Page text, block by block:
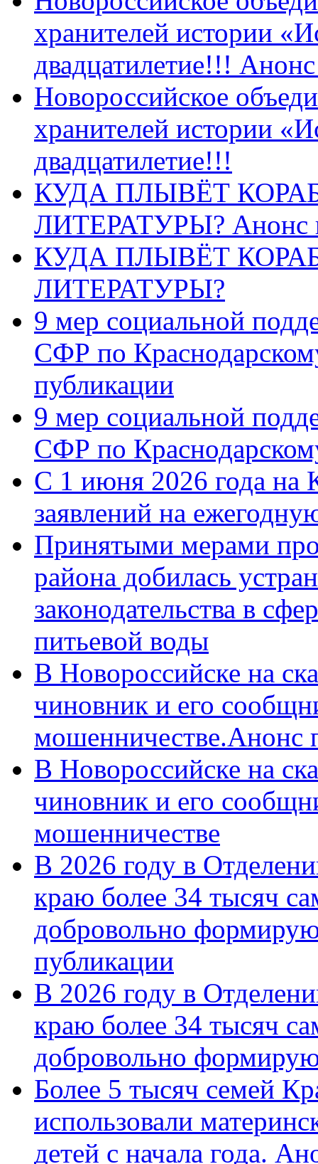
хранителей истории
двадцатилетие!!!
Новороссийское
хранителей истории
двадцатилетие!!!
КУДА ПЛЫВЁТ
ЛИТЕРАТУРЫ? Анонс
КУДА ПЛЫВЁТ
ЛИТЕРАТУРЫ?
9 мер социальной
СФР по
публикации
9 мер социальной
СФР по
С 1 июня 2026 года на
заявлений на
Принятыми мерами
района добилась
законодательства в
питьевой воды
В Новороссийске на
чиновник и его
мошенничестве.Анонс
В Новороссийске на
чиновник и его
мошенничестве
В 2026 году в
краю более 34 тысяч
добровольно
публикации
В 2026 году в
краю более 34 тысяч
добровольно
Более 5 тысяч семей
использовали
детей с начала года.